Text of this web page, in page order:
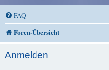
FAQ
Foren-Übersicht
Anmelden